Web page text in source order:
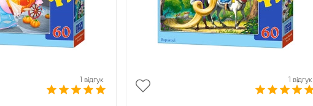
1 відгук 1 відгук